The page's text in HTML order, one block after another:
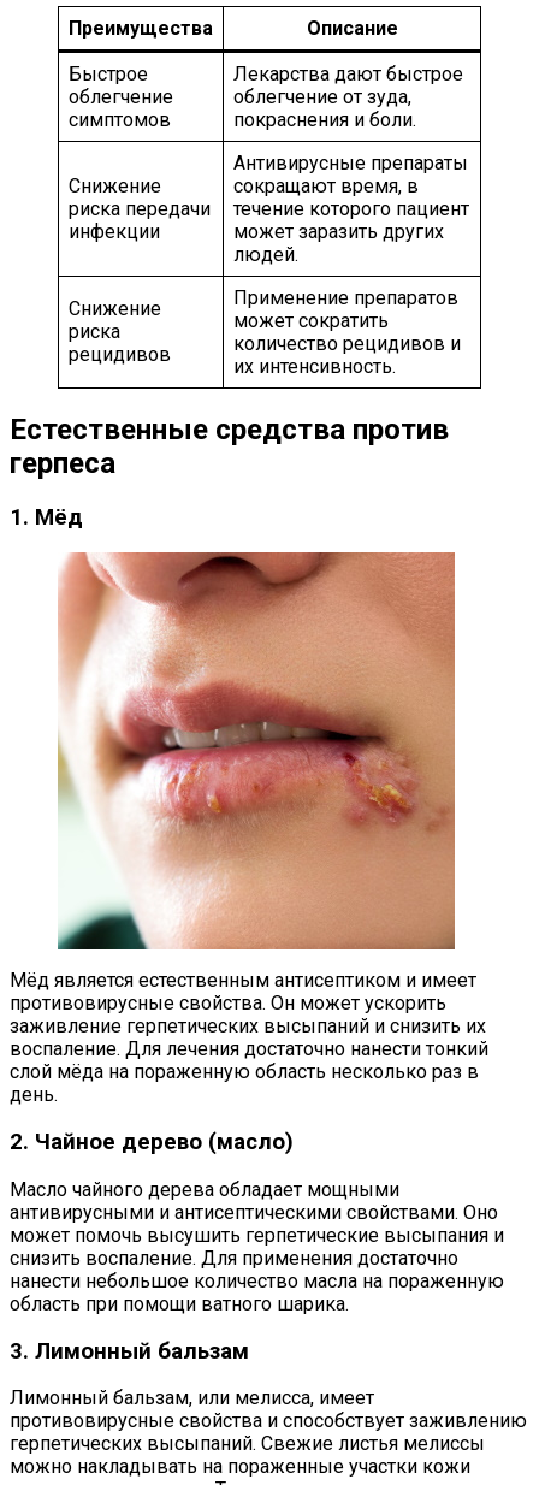
Преимущества
Описание
Быстрое
облегчение
симптомов
Лекарства дают быстрое
облегчение от зуда,
покраснения и боли.
Снижение
риска передачи
инфекции
Антивирусные препараты
сокращают время, в
течение которого пациент
может заразить других
людей.
Снижение
риска
рецидивов
Применение препаратов
может сократить
количество рецидивов и
их интенсивность.
Естественные средства против
герпеса
1. Мёд
Мёд является естественным антисептиком и имеет
противовирусные свойства. Он может ускорить
заживление герпетических высыпаний и снизить их
воспаление. Для лечения достаточно нанести тонкий
слой мёда на пораженную область несколько раз в
день.
2. Чайное дерево (масло)
Масло чайного дерева обладает мощными
антивирусными и антисептическими свойствами. Оно
может помочь высушить герпетические высыпания и
снизить воспаление. Для применения достаточно
нанести небольшое количество масла на пораженную
область при помощи ватного шарика.
3. Лимонный бальзам
Лимонный бальзам, или мелисса, имеет
противовирусные свойства и способствует заживлению
герпетических высыпаний. Свежие листья мелиссы
можно накладывать на пораженные участки кожи